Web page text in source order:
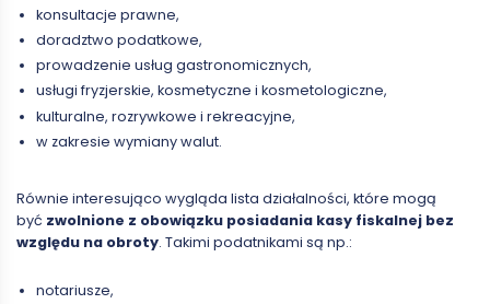
konsultacje prawne,
doradztwo podatkowe,
prowadzenie usług gastronomicznych,
usługi fryzjerskie, kosmetyczne i kosmetologiczne,
kulturalne, rozrywkowe i rekreacyjne,
w zakresie wymiany walut.
Równie interesująco wygląda lista działalności, które mogą
być zwolnione z obowiązku posiadania kasy fiskalnej bez
względu na obroty. Takimi podatnikami są np.:
notariusze,